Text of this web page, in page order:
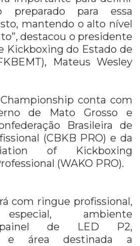
preparado para essa
mantendo o alto nível
destacou o presidente
Kickboxing do Estado de
Mateus Wesley
conta com
de Mato Grosso e
Brasileira de
(CBKB PRO) e da
of Kickboxing
(WAKO PRO).
com ringue profissional,
ambiente
painel de LED P2,
e área destinada a